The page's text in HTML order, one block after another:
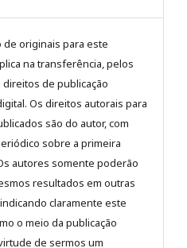
de originais para este
na transferência, pelos
de publicação
Os direitos autorais para
são do autor, com
sobre a primeira
autores somente poderão
resultados em outras
claramente este
o meio da publicação
de sermos um